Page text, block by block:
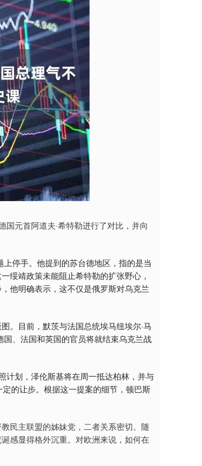
国元首阿道夫·希特勒进行了对比，并向
停手。他提到的苏台德地区，指的是当
绥靖政策未能阻止希特勒的扩张野心，
他明确表示，这不仅是俄罗斯对乌克兰
。目前，默茨与法国总统埃马纽埃尔·马
、法国和英国的官员将就结束乌克兰战
计划，泽伦斯基将在周一抵达柏林，并与
的让步。根据这一提案的细节，顿巴斯
民主联盟的姊妹党，二者关系密切。随
感显得格外沉重。对欧洲来说，如何在